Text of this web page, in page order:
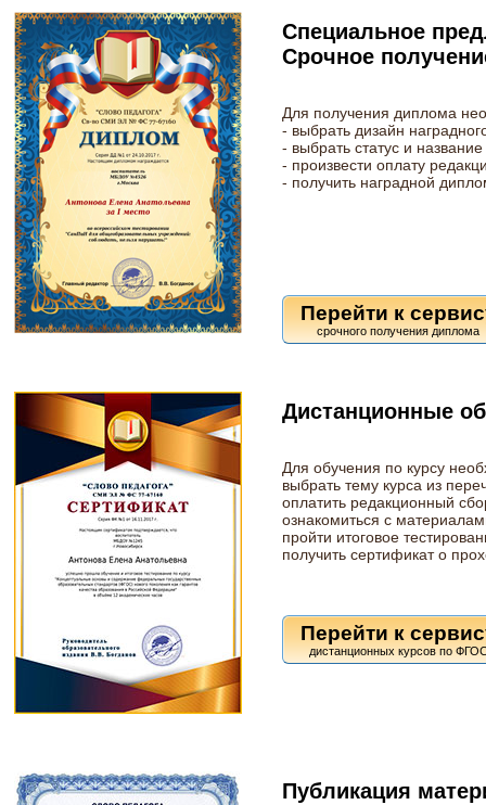
Специальное
Срочное
Для получения диплома
- выбрать дизайн
- выбрать статус и название
- произвести оплату
- получить наградной
Перейти к
Дистанционные
Для обучения по курсу
выбрать тему курса из
оплатить редакционный
ознакомиться с
пройти итоговое
получить сертификат о
Перейти к
Публикация